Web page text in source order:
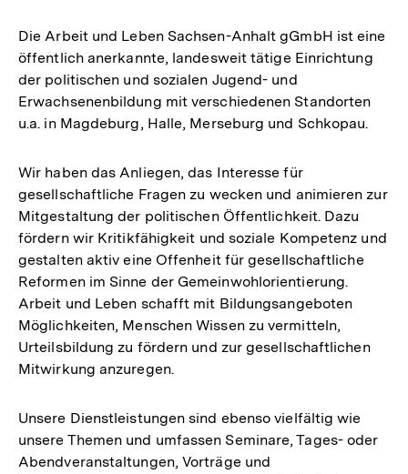
Die Arbeit und Leben Sachsen-Anhalt gGmbH ist eine
öffentlich anerkannte, landesweit tätige Einrichtung
der politischen und sozialen Jugend- und
Erwachsenenbildung mit verschiedenen Standorten
u.a. in Magdeburg, Halle, Merseburg und Schkopau.
Wir haben das Anliegen, das Interesse für
gesellschaftliche Fragen zu wecken und animieren zur
Mitgestaltung der politischen Öffentlichkeit. Dazu
fördern wir Kritikfähigkeit und soziale Kompetenz und
gestalten aktiv eine Offenheit für gesellschaftliche
Reformen im Sinne der Gemeinwohlorientierung.
Arbeit und Leben schafft mit Bildungsangeboten
Möglichkeiten, Menschen Wissen zu vermitteln,
Urteilsbildung zu fördern und zur gesellschaftlichen
Mitwirkung anzuregen.
Unsere Dienstleistungen sind ebenso vielfältig wie
unsere Themen und umfassen Seminare, Tages- oder
Abendveranstaltungen, Vorträge und